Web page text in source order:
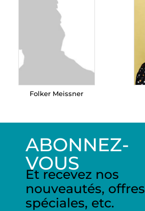
Folker Meissner
ABONNEZ-
VOUS
Et recevez nos
nouveautés, offres
spéciales, etc.